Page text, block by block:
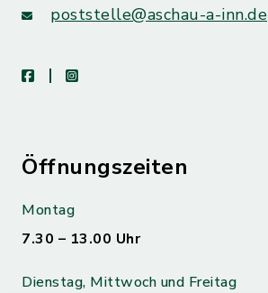
poststelle@aschau-a-inn.de
facebookinstagram
Öffnungszeiten
Montag
7.30 – 13.00 Uhr
Dienstag, Mittwoch und Freitag